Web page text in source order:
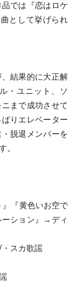
では『恋はロケ
として挙げられ
結果的に大正解
・ユニット、ソ
まで成功させて
りエレベーター
脱退メンバーを
。
』『黄色いお空で
ーション』→ディ
・スカ歌謡